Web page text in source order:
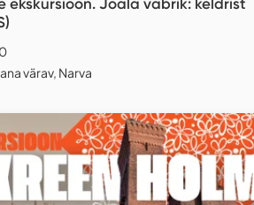
värav, Narva